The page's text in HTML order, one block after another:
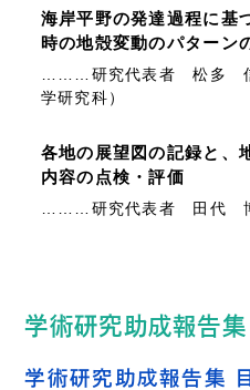
海岸平野の発達過程に基
時の地殻変動のパターン
………研究代表者 松多 信
学研究科）
各地の展望図の記録と、
内容の点検・評価
………研究代表者 田代 博
学術研究助成報告
学術研究助成報告集